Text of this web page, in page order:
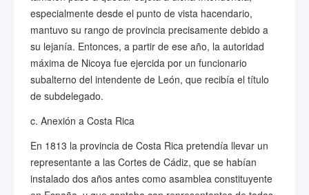
especialmente desde el punto de vista hacendario,
mantuvo su rango de provincia precisamente debido a
su lejanía. Entonces, a partir de ese año, la autoridad
máxima de Nicoya fue ejercida por un funcionario
subalterno del intendente de León, que recibía el título
de subdelegado.
c. Anexión a Costa Rica
En 1813 la provincia de Costa Rica pretendía llevar un
representante a las Cortes de Cádiz, que se habían
instalado dos años antes como asamblea constituyente